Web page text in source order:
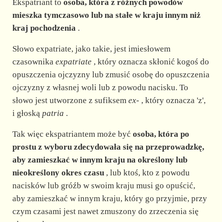
Ekspatriant to osoba, która z różnych powodów
mieszka tymczasowo lub na stałe w kraju innym niż
kraj pochodzenia.
Słowo expatriate, jako takie, jest imiesłowem
czasownika expatriate , który oznacza skłonić kogoś do
opuszczenia ojczyzny lub zmusić osobę do opuszczenia
ojczyzny z własnej woli lub z powodu nacisku. To
słowo jest utworzone z sufiksem ex- , który oznacza 'z',
i głoską patria .
Tak więc ekspatriantem może być osoba, która po
prostu z wyboru zdecydowała się na przeprowadzkę,
aby zamieszkać w innym kraju na określony lub
nieokreślony okres czasu, lub ktoś, kto z powodu
nacisków lub gróźb w swoim kraju musi go opuścić,
aby zamieszkać w innym kraju, który go przyjmie, przy
czym czasami jest nawet zmuszony do zrzeczenia się